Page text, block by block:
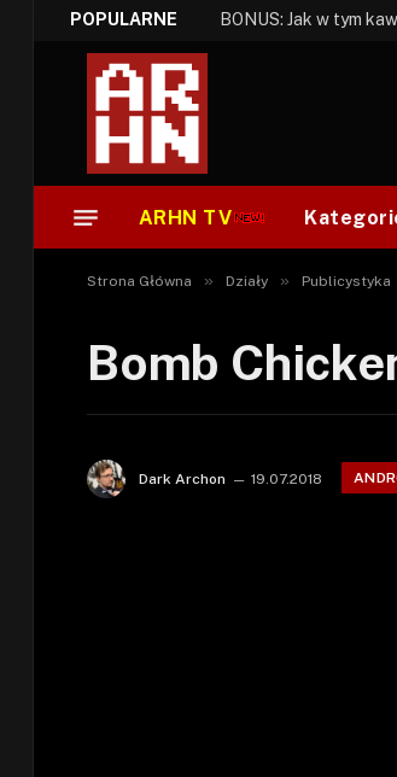
POPULARNE
ARHN TV
Strona Główna » Działy » Publicystyka
Bomb
Dark Archon 19.07.2018